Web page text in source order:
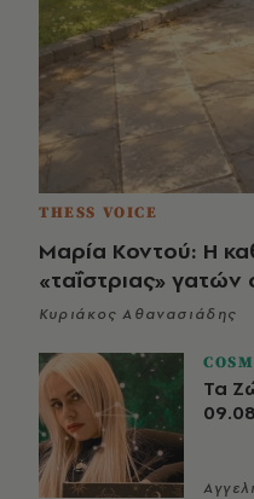
THESS VOICE
Μαρία Κοντού: Η
«ταΐστριας»
Κυριάκος Αθανασιάδης
Τα